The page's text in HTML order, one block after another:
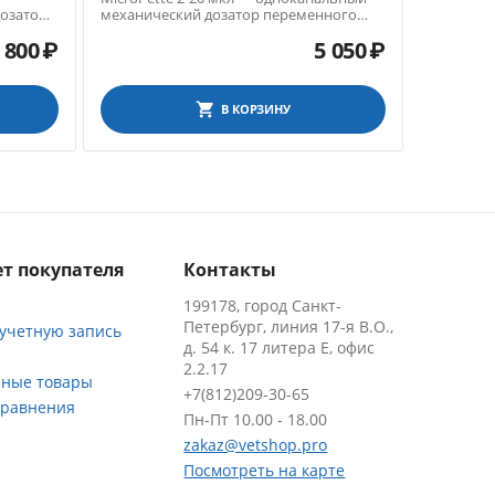
₽
механический дозатор переменного
5 050₽
В КОРЗИНУ
покупателя
запись
товары
Контакты
199178, город Санкт-
Петербург, линия 17-я В.О.,
д. 54 к. 17 литера Е, офис
2.2.17
+7(812)209-30-65
Пн-Пт 10.00 - 18.00
zakaz@vetshop.pro
Посмотреть на карте